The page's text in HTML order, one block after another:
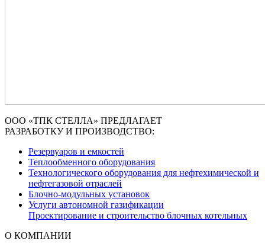
ООО «ТПК СТЕЛЛА» ПРЕДЛАГАЕТ
РАЗРАБОТКУ И ПРОИЗВОДСТВО:
Резервуаров и емкостей
Теплообменного оборудования
Технологического оборудования для нефтехимической и
нефтегазовой отраслей
Блочно-модульных установок
Услуги автономной газификации
Проектирование и строительство блочных котельных
О КОМПАНИИ